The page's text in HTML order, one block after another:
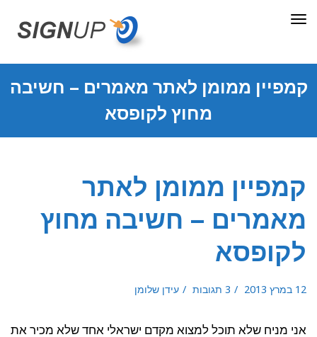
תפריט
קמפיין ממומן לאתר מאמרים – חשיבה
מחוץ לקופסא
קמפיין ממומן לאתר
מאמרים – חשיבה מחוץ
לקופסא
12 במרץ 2013 3 תגובות עידן שלומן
אני מניח שלא תוכל למצוא מקדם ישראלי אחד שלא מכיר את